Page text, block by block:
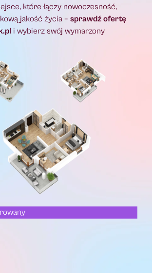
które łączy nowoczesność,
jakość życia – sprawdź ofertę
i wybierz swój wymarzony